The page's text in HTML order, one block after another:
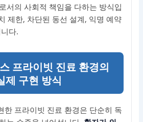
서의 사회적 책임을 다하는 방식입
제한, 차단된 동선 설계, 익명 예약
다.
프라이빗 진료 환경의
제 구현 방식
한 프라이빗 진료 환경은 단순히 독